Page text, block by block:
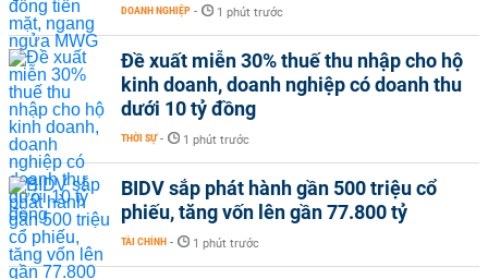
DOANH NGHIỆP - 1 phút trước
Đề xuất miễn 30% thuế thu nhập cho hộ
kinh doanh, doanh nghiệp có doanh thu
dưới 10 tỷ đồng
THỜI SỰ - 1 phút trước
BIDV sắp phát hành gần 500 triệu cổ
phiếu, tăng vốn lên gần 77.800 tỷ
TÀI CHÍNH - 1 phút trước